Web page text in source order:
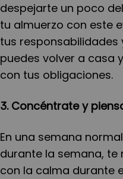
despejarte un poco
tu almuerzo con este
tus responsabilidades
puedes volver a casa
con tus obligaciones.
3. Concéntrate y
En una semana
durante la semana,
con la calma durante